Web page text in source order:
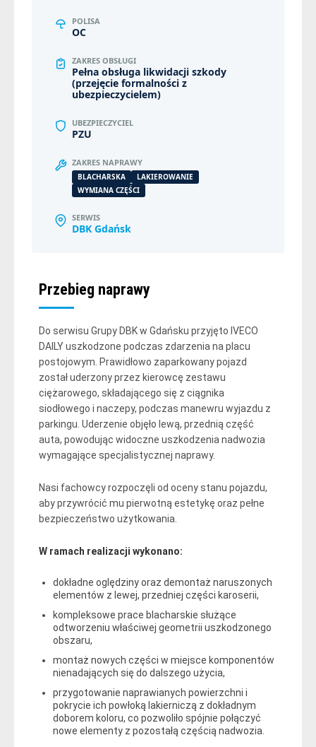
POLISA
OC
ZAKRES OBSŁUGI
Pełna obsługa likwidacji szkody
(przejęcie formalności z
ubezpieczycielem)
UBEZPIECZYCIEL
PZU
ZAKRES NAPRAWY
BLACHARSKA
LAKIEROWANIE
WYMIANA CZĘŚCI
SERWIS
DBK Gdańsk
Przebieg naprawy
Do serwisu Grupy DBK w Gdańsku przyjęto IVECO
DAILY uszkodzone podczas zdarzenia na placu
postojowym. Prawidłowo zaparkowany pojazd
został uderzony przez kierowcę zestawu
ciężarowego, składającego się z ciągnika
siodłowego i naczepy, podczas manewru wyjazdu z
parkingu. Uderzenie objęło lewą, przednią część
auta, powodując widoczne uszkodzenia nadwozia
wymagające specjalistycznej naprawy.
Nasi fachowcy rozpoczęli od oceny stanu pojazdu,
aby przywrócić mu pierwotną estetykę oraz pełne
bezpieczeństwo użytkowania.
W ramach realizacji wykonano:
dokładne oględziny oraz demontaż naruszonych
elementów z lewej, przedniej części karoserii,
kompleksowe prace blacharskie służące
odtworzeniu właściwej geometrii uszkodzonego
obszaru,
montaż nowych części w miejsce komponentów
nienadających się do dalszego użycia,
przygotowanie naprawianych powierzchni i
pokrycie ich powłoką lakierniczą z dokładnym
doborem koloru, co pozwoliło spójnie połączyć
nowe elementy z pozostałą częścią nadwozia.